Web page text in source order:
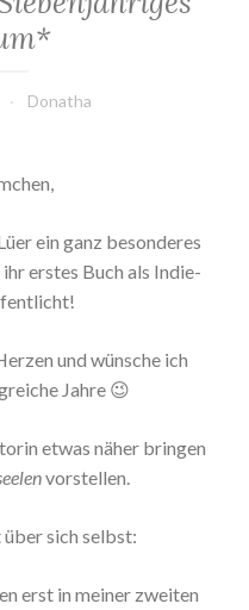
Donatha
ein ganz besonderes
erstes Buch als Indie-
und wünsche ich
Jahre 😉
etwas näher bringen
vorstellen.
sich selbst:
erst in meiner zweiten